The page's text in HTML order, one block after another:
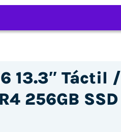
13.3″ Táctil /
256GB SSD